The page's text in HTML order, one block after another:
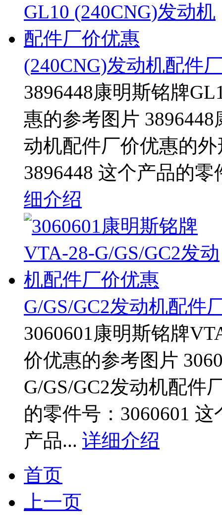
(240CNG)发动机配件
3896448康明斯铭牌
惠的参考图片
动机配件厂价优惠的
3896448 这个产品的
细介绍
G/GS/GC2发动机配件
3060601康明斯铭牌
价优惠的参考图片
G/GS/GC2发动机配件
的零件号：3060601
产品... 详细介绍
首页
上一页